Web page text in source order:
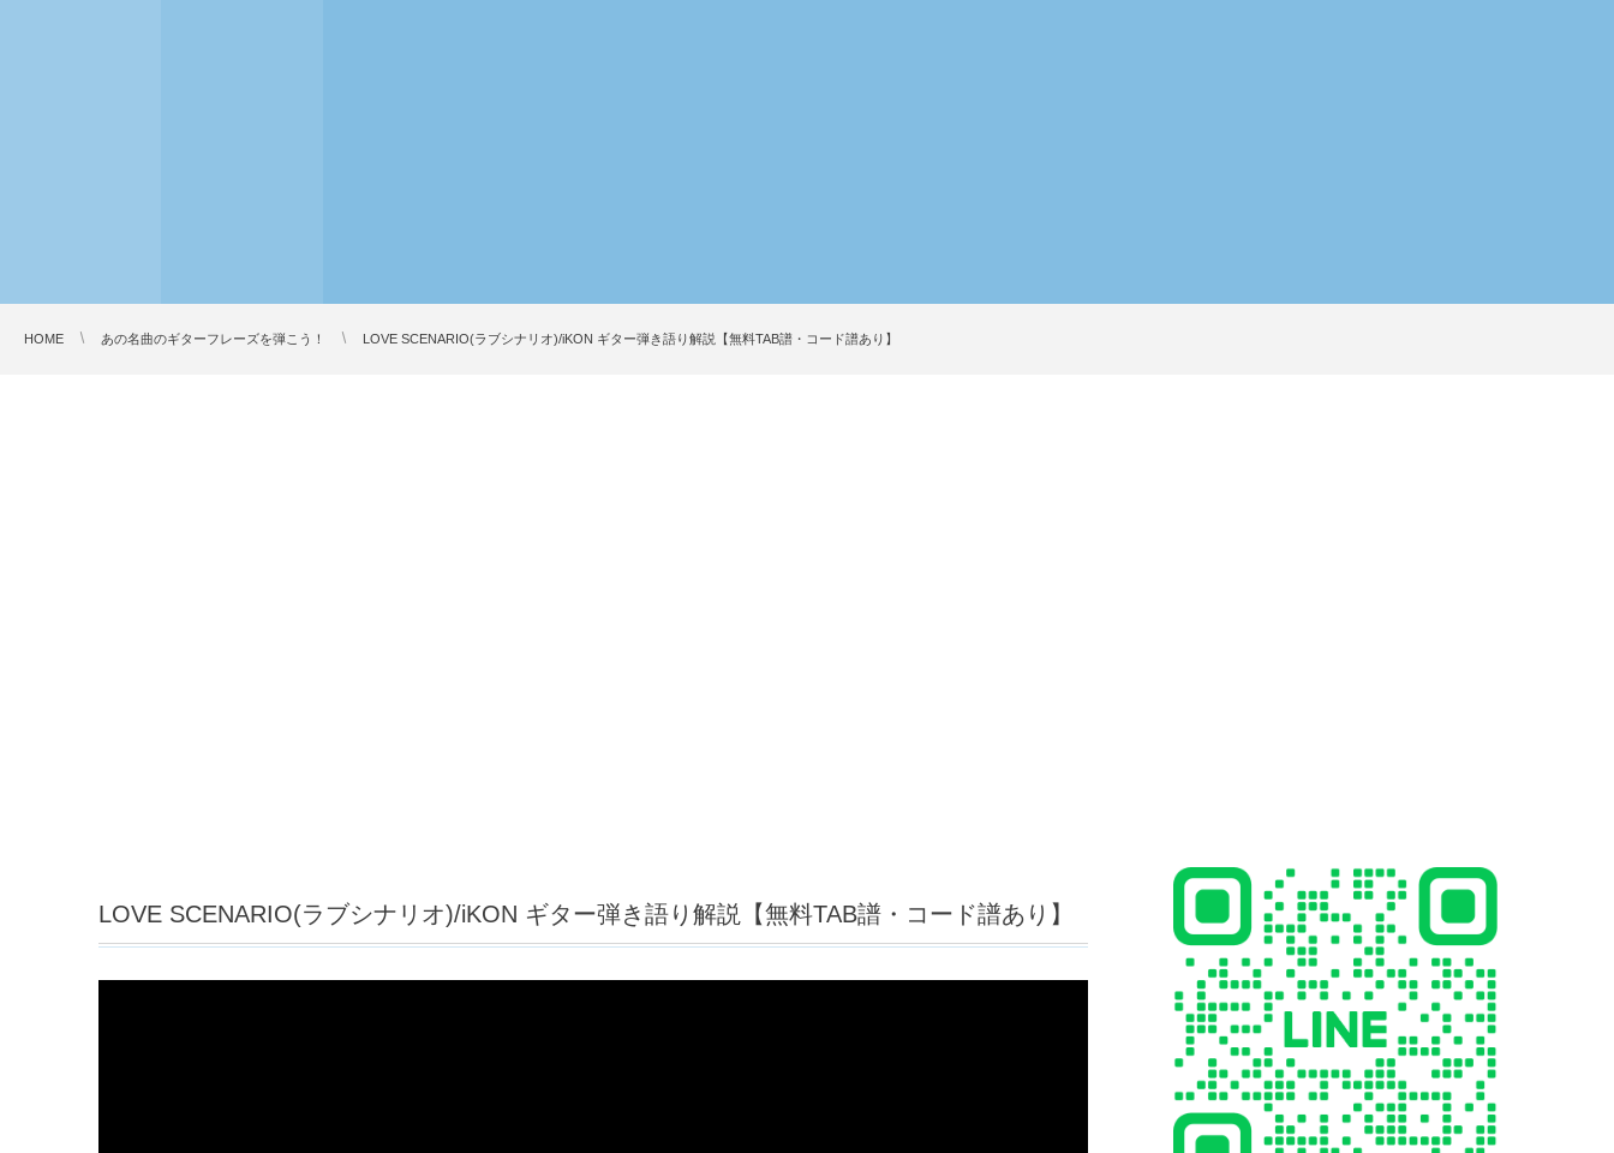
HOME あの名曲のギターフレーズを弾こう！ LOVE SCENARIO(ラブシナリオ)/iKON ギター弾き語り解説【無料TAB譜・コード譜あり】
LOVE SCENARIO(ラブシナリオ)/iKON ギター弾き語り解説【無料TAB譜・コード譜あり】